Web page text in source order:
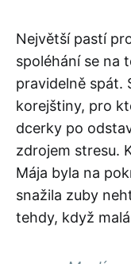
Největší pastí
spoléhání se na
pravidelně spát.
korejštiny, pro
dcerky po
zdrojem stresu.
Mája byla na
snažila zuby
tehdy, když